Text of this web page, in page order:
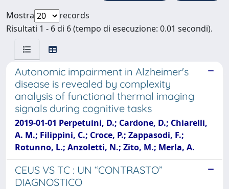
Mostra
records
Risultati 1 - 6 di 6 (tempo di esecuzione: 0.01 secondi).
Autonomic impairment in Alzheimer's
disease is revealed by complexity
analysis of functional thermal imaging
signals during cognitive tasks
2019-01-01 Perpetuini, D.; Cardone, D.; Chiarelli,
A. M.; Filippini, C.; Croce, P.; Zappasodi, F.;
Rotunno, L.; Anzoletti, N.; Zito, M.; Merla, A.
CEUS VS TC : UN “CONTRASTO”
DIAGNOSTICO